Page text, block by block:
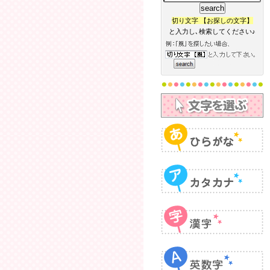
切り文字 【お探しの文字】
と入力し､検索してください♪